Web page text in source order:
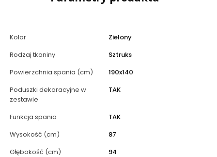
Kolor
Zielony
Rodzaj tkaniny
Sztruks
Powierzchnia spania (cm)
190x140
Poduszki dekoracyjne w
zestawie
TAK
Funkcja spania
TAK
Wysokość (cm)
87
Głębokość (cm)
94